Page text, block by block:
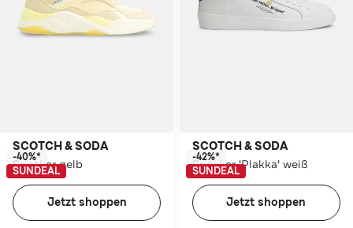
SCOTCH & SODA
Sneaker gelb
-40%*
SUNDEAL
Jetzt shoppen
SCOTCH & SODA
Sneaker 'Plakka' weiß
-42%*
SUNDEAL
Jetzt shoppen